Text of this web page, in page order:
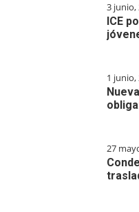
3 junio,
ICE
1 junio,
27